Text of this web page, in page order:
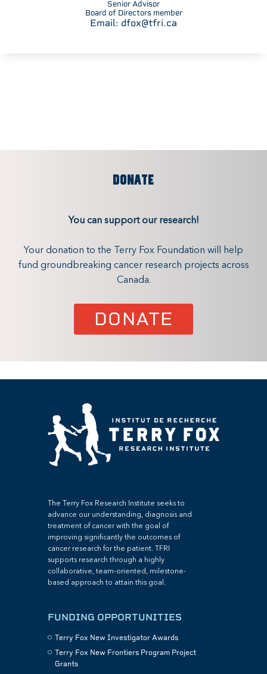
Senior Advisor
Board of Directors member
Email: dfox@tfri.ca
DONATE
You can support our research!
Your donation to the Terry Fox Foundation will help
fund groundbreaking cancer research projects across
Canada.
DONATE
The Terry Fox Research Institute seeks to
advance our understanding, diagnosis and
treatment of cancer with the goal of
improving significantly the outcomes of
cancer research for the patient. TFRI
supports research through a highly
collaborative, team-oriented, milestone-
based approach to attain this goal.
FUNDING OPPORTUNITIES
Terry Fox New Investigator Awards
Terry Fox New Frontiers Program Project
Grants